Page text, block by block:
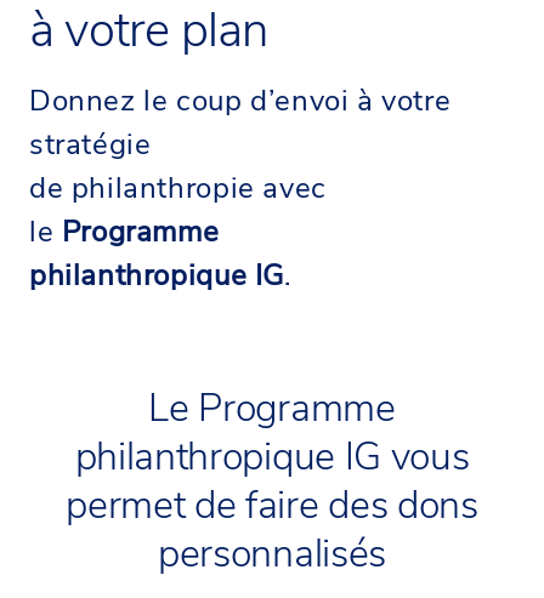
à votre plan
Donnez le coup d’envoi à votre
stratégie
de philanthropie avec
le Programme
philanthropique IG.
Le Programme
philanthropique IG vous
permet de faire des dons
personnalisés